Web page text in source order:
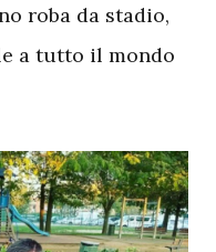
roba da stadio,
a tutto il mondo